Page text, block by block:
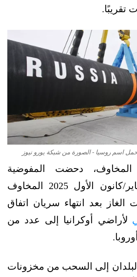
اسم روسيا - الصورة من شبكة يورو نيوز
دحضت المفوضية
الأوروبية في 2 يناير/كانون الأول 2025 المخاوف
بعد انتهاء سريان اتفاق
لأراضي أوكرانيا إلى عدد من
إلى السحب من مخزونات